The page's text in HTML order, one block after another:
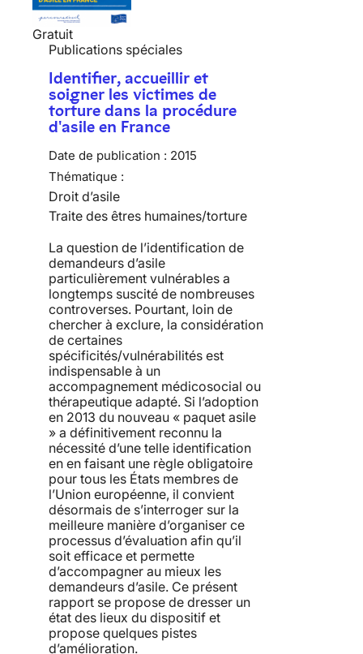
Gratuit
Publications spéciales
Identifier, accueillir et
soigner les victimes de
torture dans la procédure
d'asile en France
Date de publication : 2015
Thématique :
Droit d’asile
Traite des êtres humaines/torture
La question de l’identification de
demandeurs d’asile
particulièrement vulnérables a
longtemps suscité de nombreuses
controverses. Pourtant, loin de
chercher à exclure, la considération
de certaines
spécificités/vulnérabilités est
indispensable à un
accompagnement médicosocial ou
thérapeutique adapté. Si l’adoption
en 2013 du nouveau « paquet asile
» a définitivement reconnu la
nécessité d’une telle identification
en en faisant une règle obligatoire
pour tous les États membres de
l’Union européenne, il convient
désormais de s’interroger sur la
meilleure manière d’organiser ce
processus d’évaluation afin qu’il
soit efficace et permette
d’accompagner au mieux les
demandeurs d’asile. Ce présent
rapport se propose de dresser un
état des lieux du dispositif et
propose quelques pistes
d’amélioration.